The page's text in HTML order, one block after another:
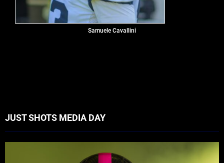
Samuele Cavallini
JUST SHOTS MEDIA DAY